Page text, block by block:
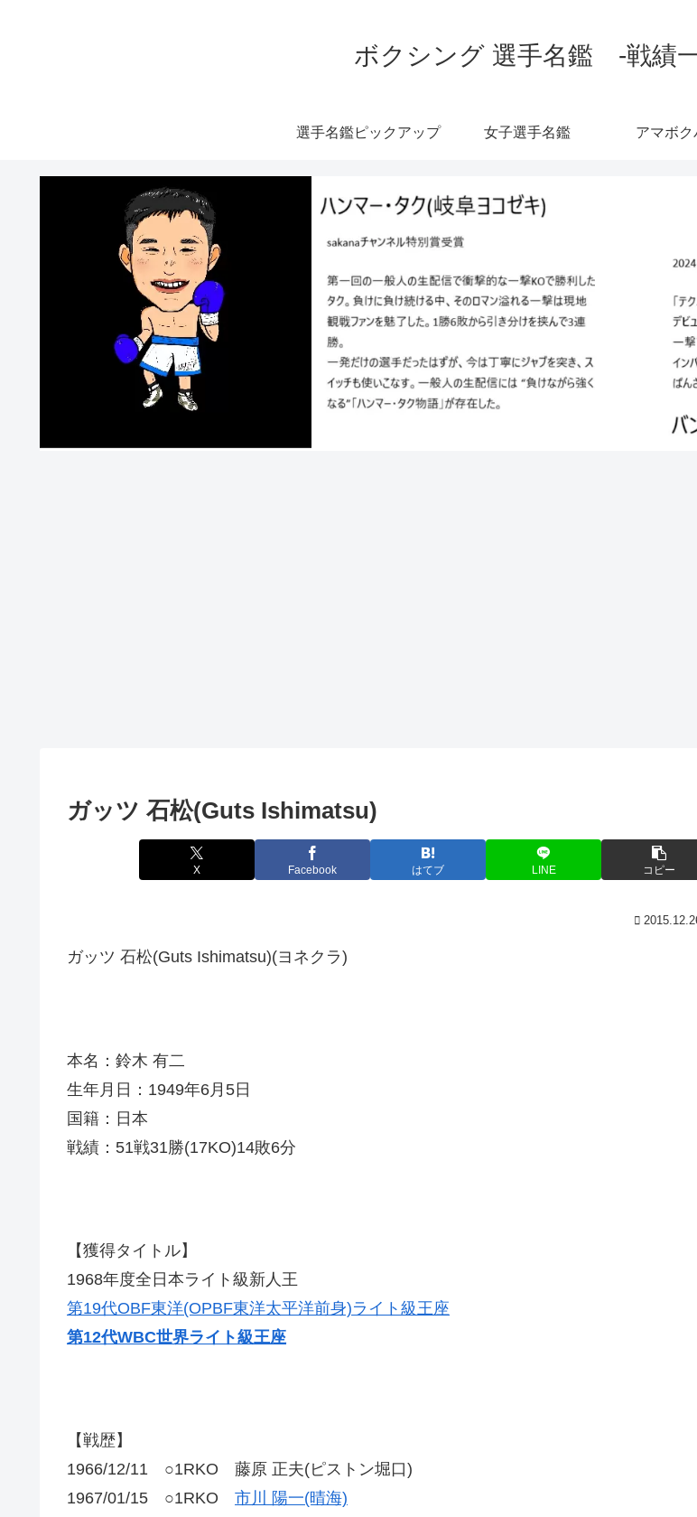
ボクシング 選手名鑑 -戦績
選手名鑑ピックアップ 女子選手名鑑 アマボク
ガッツ 石松(Guts Ishimatsu)
X Facebook はてブ LINE コピー
ガッツ 石松(Guts Ishimatsu)(ヨネクラ)
本名：鈴木 有二
生年月日：1949年6月5日
国籍：日本
戦績：51戦31勝(17KO)14敗6分
【獲得タイトル】
1968年度全日本ライト級新人王
第19代OBF東洋(OPBF東洋太平洋前身)ライト級王座
第12代WBC世界ライト級王座
【戦歴】
1966/12/11 ○1RKO 藤原 正夫(ピストン堀口)
1967/01/15 ○1RKO 市川 陽一(晴海)